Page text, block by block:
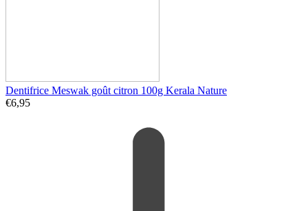
Dentifrice Meswak goût citron 100g Kerala Nature
€6,95